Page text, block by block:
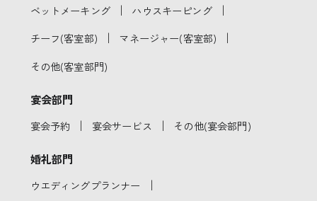
ベットメーキング ｜ ハウスキーピング ｜
チーフ(客室部) ｜ マネージャー(客室部) ｜
その他(客室部門)
宴会部門
宴会予約 ｜ 宴会サービス ｜ その他(宴会部門)
婚礼部門
ウエディングプランナー ｜